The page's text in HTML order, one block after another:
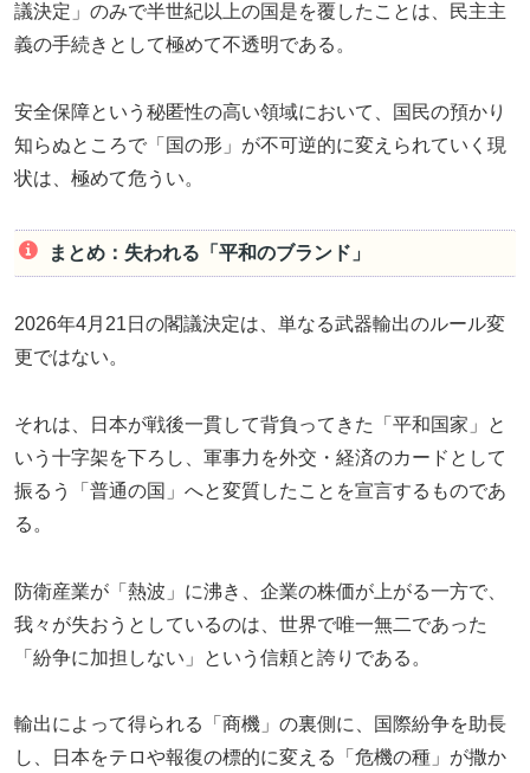
議決定」のみで半世紀以上の国是を覆したことは、民主主
義の手続きとして極めて不透明である。
安全保障という秘匿性の高い領域において、国民の預かり
知らぬところで「国の形」が不可逆的に変えられていく現
状は、極めて危うい。
まとめ：失われる「平和のブランド」
2026年4月21日の閣議決定は、単なる武器輸出のルール変
更ではない。
それは、日本が戦後一貫して背負ってきた「平和国家」と
いう十字架を下ろし、軍事力を外交・経済のカードとして
振るう「普通の国」へと変質したことを宣言するものであ
る。
防衛産業が「熱波」に沸き、企業の株価が上がる一方で、
我々が失おうとしているのは、世界で唯一無二であった
「紛争に加担しない」という信頼と誇りである。
輸出によって得られる「商機」の裏側に、国際紛争を助長
し、日本をテロや報復の標的に変える「危機の種」が撒か